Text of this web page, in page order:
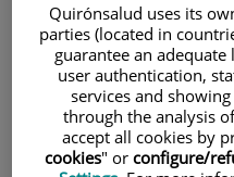
Quirónsalud uses its
parties (located in
guarantee an
user authentication,
services and
through the analysis
accept all cookies by
cookies" or configure/